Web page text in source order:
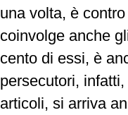
una volta, è
coinvolge anche
cento di essi, è
persecutori,
articoli, si arriva